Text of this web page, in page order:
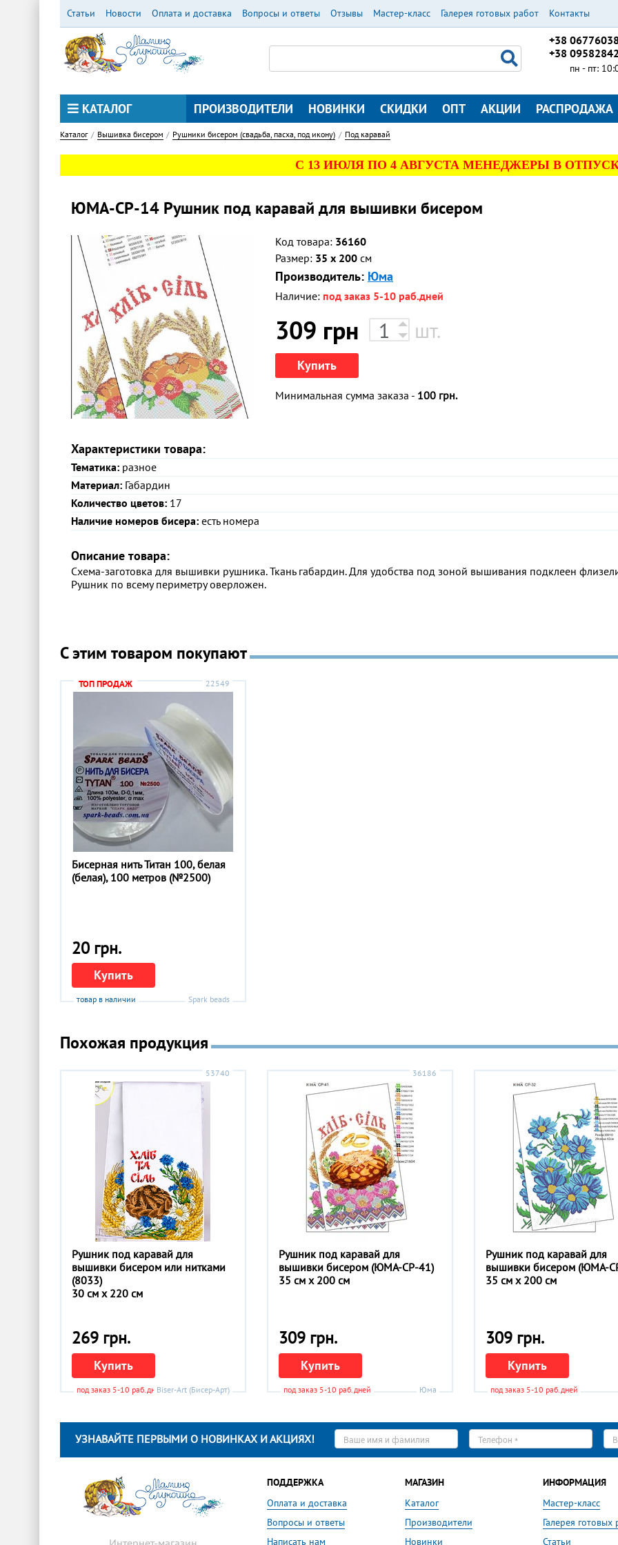
Статьи Новости Оплата и доставка Вопросы и ответы Отзывы Мастер-класс Галерея готовых работ Контакты
+38
+38
пн - пт:
КАТАЛОГ ПРОИЗВОДИТЕЛИ НОВИНКИ СКИДКИ ОПТ АКЦИИ РАСПРОДАЖА
Каталог Вышивка бисером Рушники бисером (свадьба, пасха, под икону) Под каравай
С 13 ИЮЛЯ ПО 4 АВГУСТА МЕНЕДЖЕРЫ В
ЮМА-СР-14 Рушник под каравай для вышивки бисером
Код товара: 36160
Размер: 35 x 200см
Производитель: Юма
Наличие: под заказ 5-10 раб.дней
309 грн шт.
Купить
Минимальная сумма заказа - 100 грн.
Характеристики товара:
Тематика: разное
Материал: Габардин
Количество цветов: 17
Наличие номеров бисера: есть номера
Описание товара:
Схема-заготовка для вышивки рушника. Ткань габардин. Для удобства под зоной вышивания подклеен
Рушник по всему периметру оверложен.
С этим товаром покупают
ТОП ПРОДАЖ 22549
Бисерная нить Титан 100, белая
(белая), 100 метров (№2500)
20 грн.
Купить
товар в наличии Spark beads
Похожая продукция
53740
Рушник под каравай для
вышивки бисером или нитками
(8033)
30 см x 220 см
269 грн.
Купить
под заказ 5-10 раб.днейBiser-Art (Бисер-Арт)
36186
Рушник под каравай для
вышивки бисером (ЮМА-СР-41)
35 см x 200 см
309 грн.
Купить
под заказ 5-10 раб.дней Юма
Рушник под каравай для
вышивки бисером (ЮМА-
35 см x 200 см
309 грн.
Купить
под заказ 5-10 раб.дней
УЗНАВАЙТЕ ПЕРВЫМИ О НОВИНКАХ И АКЦИЯХ!
Ваше
имя
*
Телефон
*
E-
*
ПОДДЕРЖКА
Оплата и доставка
Вопросы и ответы
Написать нам
МАГАЗИН
Каталог
Производители
Новинки
ИНФОРМАЦИЯ
Мастер-класс
Галерея готовых
Статьи